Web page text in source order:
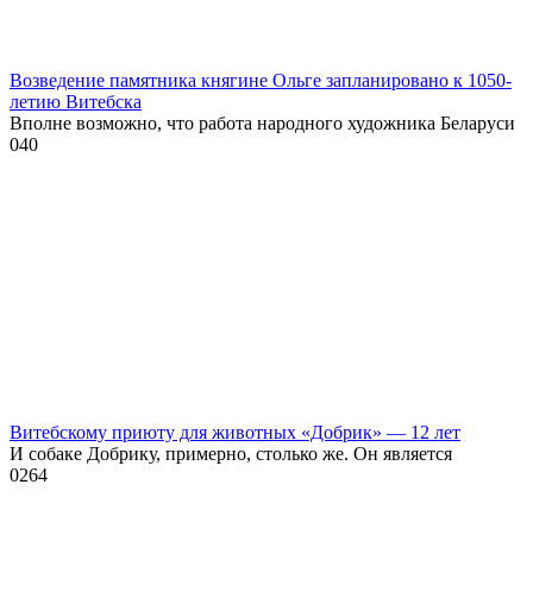
Возведение памятника княгине Ольге запланировано к 1050-
летию Витебска
Вполне возможно, что работа народного художника Беларуси
040
Витебскому приюту для животных «Добрик» — 12 лет
И собаке Добрику, примерно, столько же. Он является
0264